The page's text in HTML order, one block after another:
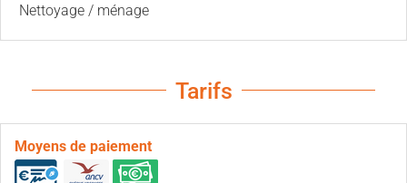
Nettoyage / ménage
Tarifs
Moyens de paiement